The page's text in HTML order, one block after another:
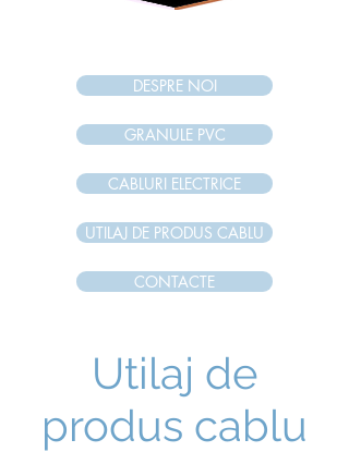
DESPRE NOI
GRANULE PVC
CABLURI ELECTRICE
UTILAJ DE PRODUS CABLU
CONTACTE
Utilaj de
produs cablu